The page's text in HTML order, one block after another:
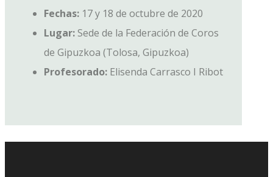
Fechas: 17 y 18 de octubre de 2020
Lugar: Sede de la Federación de Coros
de Gipuzkoa (Tolosa, Gipuzkoa)
Profesorado: Elisenda Carrasco I Ribot